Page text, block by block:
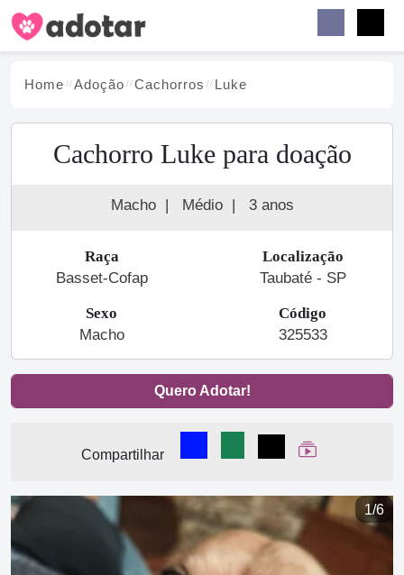
Home Adoção Cachorros Luke
Cachorro Luke para doação
Macho | Médio | 3 anos
Raça
Basset-Cofap
Localização
Taubaté - SP
Sexo
Macho
Código
325533
Quero Adotar!
Compartilhar
Compartilhar no Facebook
Compartilhar no
Compartilhar
Ver Web Story
1/6